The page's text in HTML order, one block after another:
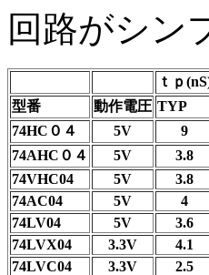
回路がシン
ｔｐ
型番
動作電圧 TYP
74HC０４
5V 9
74AHC０４
5V 3.8
74VHC04
5V 3.8
74AC04
5V 4
74LV04
5V 3.6
74LVX04
3.3V 4.1
74LVC04
3.3V 2.5